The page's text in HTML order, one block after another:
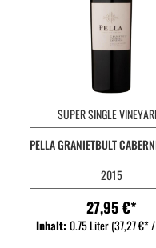
SUPER SINGLE
PELLA GRANIETBULT
2015
27,95 €*
Inhalt: 0.75 Liter(37,27 €*